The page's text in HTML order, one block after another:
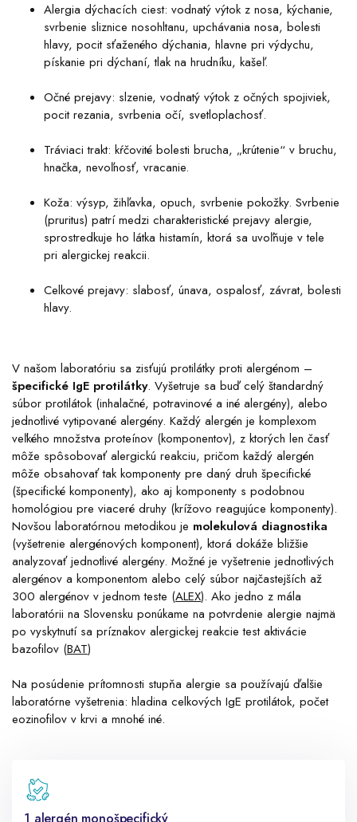
Alergia dýchacích ciest: vodnatý výtok z nosa, kýchanie,
svrbenie sliznice nosohltanu, upchávania nosa, bolesti
hlavy, pocit sťaženého dýchania, hlavne pri výdychu,
pískanie pri dýchaní, tlak na hrudníku, kašeľ.
Očné prejavy: slzenie, vodnatý výtok z očných spojiviek,
pocit rezania, svrbenia očí, svetloplachosť.
Tráviaci trakt: kŕčovité bolesti brucha, „krútenie“ v bruchu,
hnačka, nevoľnosť, vracanie.
Koža: výsyp, žihľavka, opuch, svrbenie pokožky. Svrbenie
(pruritus) patrí medzi charakteristické prejavy alergie,
sprostredkuje ho látka histamín, ktorá sa uvoľňuje v tele
pri alergickej reakcii.
Celkové prejavy: slabosť, únava, ospalosť, závrat, bolesti
hlavy.
V našom laboratóriu sa zisťujú protilátky proti alergénom –
špecifické IgE protilátky. Vyšetruje sa buď celý štandardný
súbor protilátok (inhalačné, potravinové a iné alergény), alebo
jednotlivé vytipované alergény. Každý alergén je komplexom
veľkého množstva proteínov (komponentov), z ktorých len časť
môže spôsobovať alergickú reakciu, pričom každý alergén
môže obsahovať tak komponenty pre daný druh špecifické
(špecifické komponenty), ako aj komponenty s podobnou
homológiou pre viaceré druhy (krížovo reagujúce komponenty).
Novšou laboratórnou metodikou je molekulová diagnostika
(vyšetrenie alergénových komponent), ktorá dokáže bližšie
analyzovať jednotlivé alergény. Možné je vyšetrenie jednotlivých
alergénov a komponentom alebo celý súbor najčastejších až
300 alergénov v jednom teste (ALEX). Ako jedno z mála
laboratórii na Slovensku ponúkame na potvrdenie alergie najmä
po vyskytnutí sa príznakov alergickej reakcie test aktivácie
bazofilov (BAT)
Na posúdenie prítomnosti stupňa alergie sa používajú ďalšie
laboratórne vyšetrenia: hladina celkových IgE protilátok, počet
eozinofilov v krvi a mnohé iné.